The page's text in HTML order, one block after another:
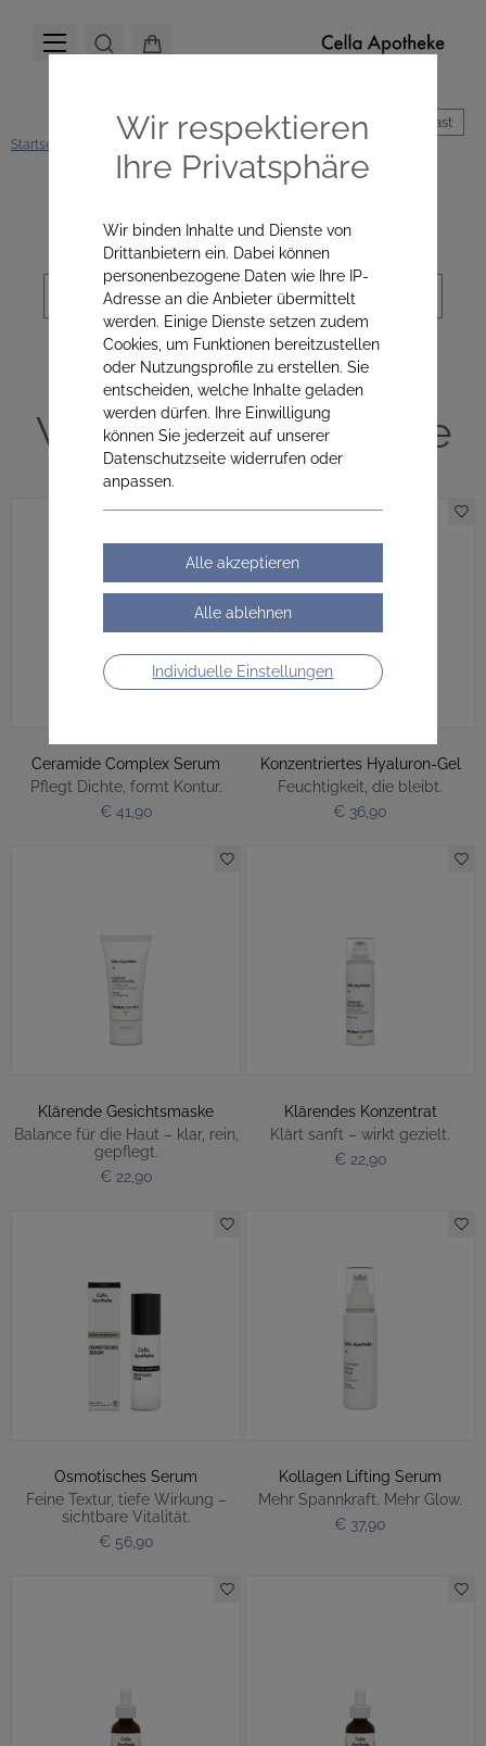
Hoher Kontrast
Startseite Alle Produkte
Sortierung
Seren &
Wirkstoffkonzentrate
Ceramide Complex Serum
Pflegt Dichte, formt Kontur.
€ 41,90
Konzentriertes Hyaluron-Gel
Feuchtigkeit, die bleibt.
€ 36,90
Klärende Gesichtsmaske
Balance für die Haut – klar, rein,
gepflegt.
€ 22,90
Klärendes Konzentrat
Klärt sanft – wirkt gezielt.
€ 22,90
Osmotisches Serum
Feine Textur, tiefe Wirkung –
sichtbare Vitalität.
€ 56,90
Kollagen Lifting Serum
Mehr Spannkraft. Mehr Glow.
€ 37,90
Wir respektieren
Ihre Privatsphäre
Wir binden Inhalte und Dienste von
Drittanbietern ein. Dabei können
personenbezogene Daten wie Ihre IP-
Adresse an die Anbieter übermittelt
werden. Einige Dienste setzen zudem
Cookies, um Funktionen bereitzustellen
oder Nutzungsprofile zu erstellen. Sie
entscheiden, welche Inhalte geladen
werden dürfen. Ihre Einwilligung
können Sie jederzeit auf unserer
Datenschutzseite widerrufen oder
anpassen.
Individuelle Einstellungen